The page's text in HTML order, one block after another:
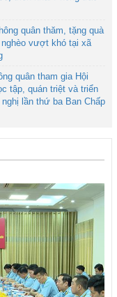
quân thăm, tặng quà
vượt khó tại xã
quân tham gia Hội
tập, quán triệt và triển
lần thứ ba Ban Chấp